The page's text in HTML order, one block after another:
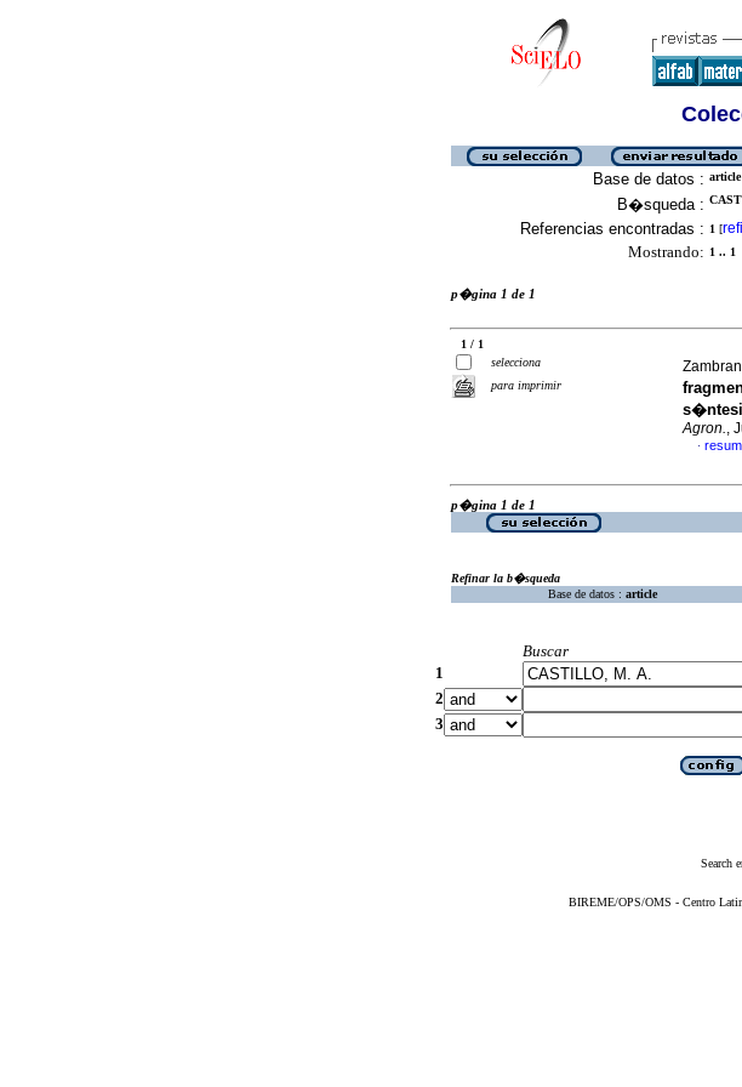
Base de datos : article
B�squeda :
Referencias encontradas : 1 [
Mostrando: 1 .. 1
p�gina 1 de 1
1 / 1
selecciona
para imprimir
Agron.,
·
p�gina 1 de 1
Refinar la b�squeda
Base de datos : article
Buscar
1
2
3
Search
BIREME/OPS/OMS - Centro